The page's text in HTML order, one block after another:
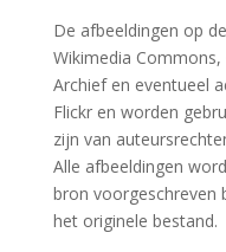
De afbeeldingen op
Wikimedia
Archief en eventueel
Flickr en worden
zijn van
Alle afbeeldingen
bron voorgeschreven
het originele bestand.